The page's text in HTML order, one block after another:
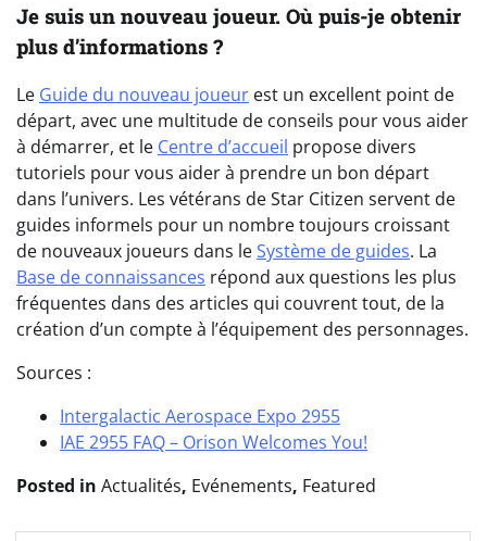
Je suis un nouveau joueur. Où puis-je obtenir
plus d’informations ?
Le Guide du nouveau joueur est un excellent point de
départ, avec une multitude de conseils pour vous aider
à démarrer, et le Centre d’accueil propose divers
tutoriels pour vous aider à prendre un bon départ
dans l’univers. Les vétérans de Star Citizen servent de
guides informels pour un nombre toujours croissant
de nouveaux joueurs dans leSystème de guides. La
Base de connaissances répond aux questions les plus
fréquentes dans des articles qui couvrent tout, de la
création d’un compte à l’équipement des personnages.
Sources :
Intergalactic Aerospace Expo 2955
IAE 2955 FAQ – Orison Welcomes You!
Posted in Actualités, Evénements, Featured